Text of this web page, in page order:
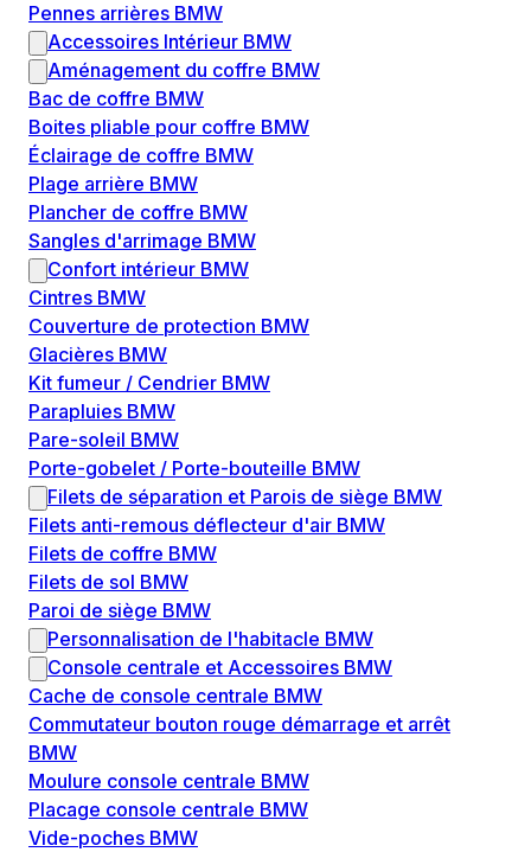
Pennes arrières BMW
Accessoires Intérieur BMW
Aménagement du coffre BMW
Bac de coffre BMW
Boites pliable pour coffre BMW
Éclairage de coffre BMW
Plage arrière BMW
Plancher de coffre BMW
Sangles d'arrimage BMW
Confort intérieur BMW
Cintres BMW
Couverture de protection BMW
Glacières BMW
Kit fumeur / Cendrier BMW
Parapluies BMW
Pare-soleil BMW
Porte-gobelet / Porte-bouteille BMW
Filets de séparation et Parois de siège BMW
Filets anti-remous déflecteur d'air BMW
Filets de coffre BMW
Filets de sol BMW
Paroi de siège BMW
Personnalisation de l'habitacle BMW
Console centrale et Accessoires BMW
Cache de console centrale BMW
Commutateur bouton rouge démarrage et arrêt
BMW
Moulure console centrale BMW
Placage console centrale BMW
Vide-poches BMW